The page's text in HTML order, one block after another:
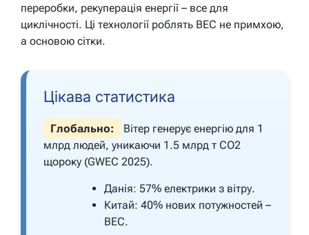
переробки, рекуперація енергії – все для
циклічності. Ці технології роблять ВЕС не примхою,
а основою сітки.
Цікава статистика
Глобально:
Вітер генерує енергію для 1
млрд людей, уникаючи 1.5 млрд т CO2
щороку (GWEC 2025).
Данія: 57% електрики з вітру.
Китай: 40% нових потужностей –
ВЕС.